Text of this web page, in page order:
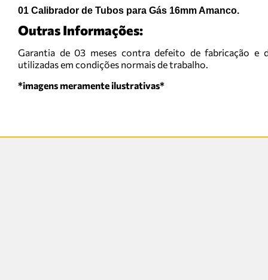
01 Calibrador de Tubos para Gás 16mm Amanco.
Outras Informações:
Garantia de 03 meses contra defeito de fabricação e
utilizadas em condições normais de trabalho.
*imagens meramente ilustrativas*